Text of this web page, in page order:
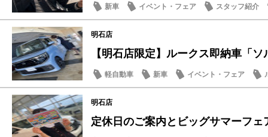
新車 イベント・フェア スタッフ紹介
明石店
【明石店限定】ルークス即納車「
軽自動車 新車 イベント・フェア
明石店
定休日のご案内とビッグサマーフェ